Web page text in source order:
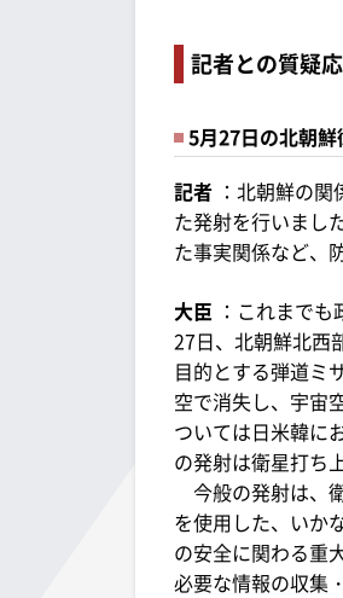
記者との質疑
5月27日の北朝
記者 ：北朝鮮の
た発射を行いまし
た事実関係など、
大臣 ：これまで
27日、北朝鮮北西
目的とする弾道ミ
空で消失し、宇宙
ついては日米韓に
の発射は衛星打ち
今般の発射は、
を使用した、いか
の安全に関わる重
必要な情報の収集